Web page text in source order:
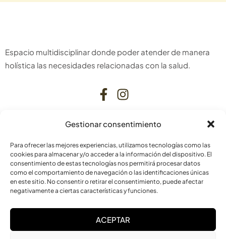
Gestionar consentimiento
Para ofrecer las mejores experiencias, utilizamos tecnologías como las
cookies para almacenar y/o acceder a la información del dispositivo. El
consentimiento de estas tecnologías nos permitirá procesar datos
como el comportamiento de navegación o las identificaciones únicas
en este sitio. No consentir o retirar el consentimiento, puede afectar
negativamente a ciertas características y funciones.
ACEPTAR
Espacio multidisciplinar donde poder atender de manera
holística las necesidades relacionadas con la salud.
C. Bardenas Reales, 11, bajo
31006 Pamplona
Navarra